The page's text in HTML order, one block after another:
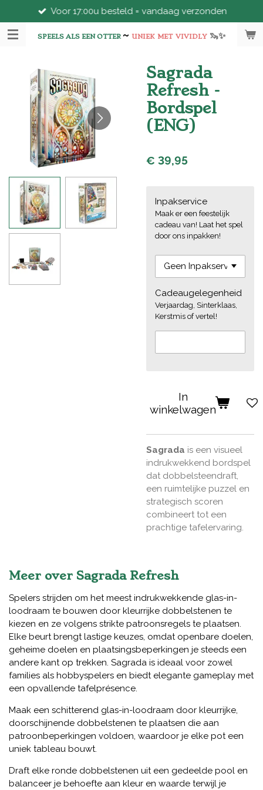
direct
naar
SPEELS ALS EEN OTTER~ UNIEK MET VIVIDLY 🦦✨
Voor 17:00u besteld = vandaag verzonden
Sagrada
Refresh -
Bordspel
(ENG)
€ 39,95
Inpakservice
Maak er een feestelijk
cadeau van! Laat het spel
door ons inpakken!
Cadeaugelegenheid
Verjaardag, Sinterklaas,
Kerstmis of vertel!
In
winkelwagen
Sagrada is een visueel
indrukwekkend bordspel
dat dobbelsteendraft,
een ruimtelijke puzzel en
strategisch scoren
combineert tot een
prachtige tafelervaring.
Meer over Sagrada Refresh
Spelers strijden om het meest indrukwekkende glas-in-
loodraam te bouwen door kleurrijke dobbelstenen te
kiezen en ze volgens strikte patroonsregels te plaatsen.
Elke beurt brengt lastige keuzes, omdat openbare doelen,
geheime doelen en plaatsingsbeperkingen je steeds een
andere kant op trekken. Sagrada is ideaal voor zowel
families als hobbyspelers en biedt elegante gameplay met
een opvallende tafelprésence.
Maak een schitterend glas-in-loodraam door kleurrijke,
doorschijnende dobbelstenen te plaatsen die aan
patroonbeperkingen voldoen, waardoor je elke pot een
uniek tableau bouwt.
Draft elke ronde dobbelstenen uit een gedeelde pool en
balanceer je behoefte aan kleur en waarde terwijl je